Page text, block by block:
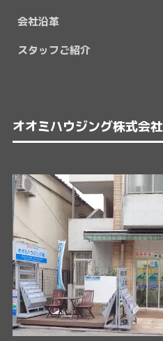
会社沿革
スタッフご紹介
オオミハウジング株式会社